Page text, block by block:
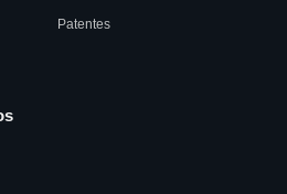
Patentes